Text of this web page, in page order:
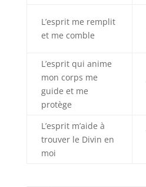
L’esprit me remplit
et me comble
L’esprit qui anime
mon corps me
guide et me
protège
L’esprit m’aide à
trouver le Divin en
moi